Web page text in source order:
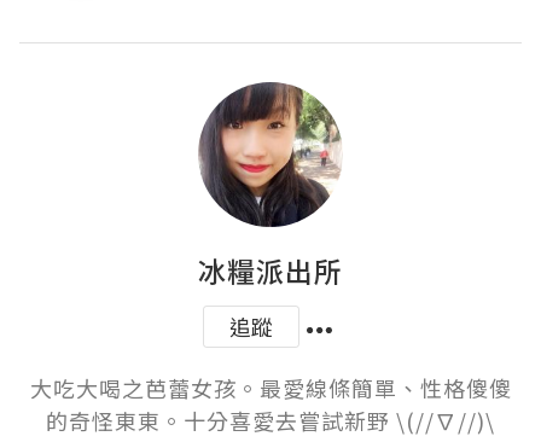
冰糧派出所
追蹤
大吃大喝之芭蕾女孩。最愛線條簡單、性格傻傻
的奇怪東東。十分喜愛去嘗試新野 \(//∇//)\